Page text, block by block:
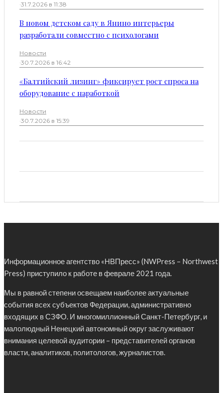
·31.7.2026 в 11:38
В новом детском саду в Янино интерьеры
разработали совместно с психологами
Новости
·30.7.2026 в 16:42
«Балтийский лизинг» фиксирует рост спроса на
оборудование с наработкой
Новости
·30.7.2026 в 15:39
Информационное агентство «НВПресс» (NWPress – Northwest
Press) приступило к работе в феврале 2021 года.
Мы в равной степени освещаем наиболее актуальные
события всех субъектов Федерации, административно
входящих в СЗФО. И многомиллионный Санкт-Петербург, и
малолюдный Ненецкий автономный округ заслуживают
внимания целевой аудитории – представителей органов
власти, аналитиков, политологов, журналистов.